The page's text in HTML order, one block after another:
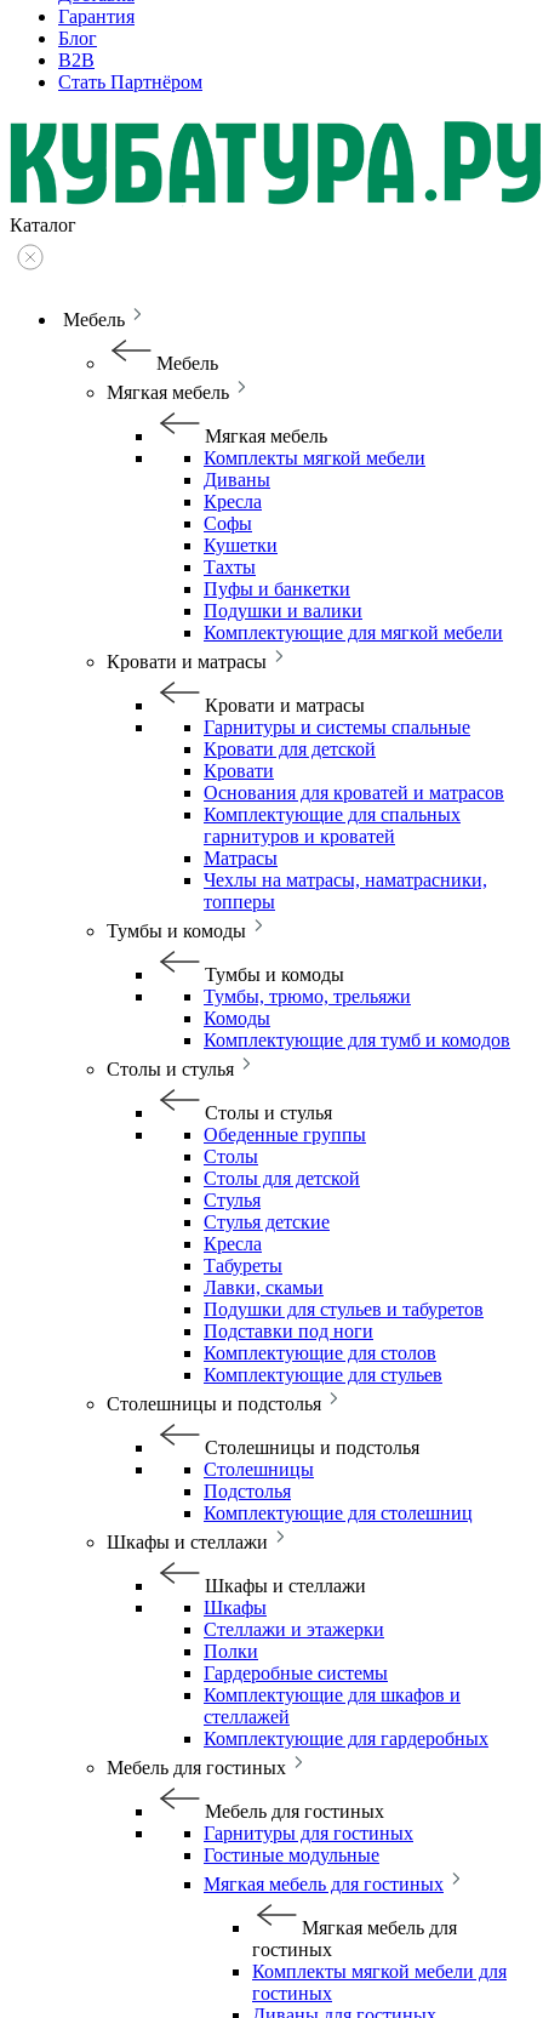
Гарантия
Блог
B2B
Стать Партнёром
Каталог
Мебель
Мебель
Мягкая мебель
Мягкая мебель
Комплекты мягкой мебели
Диваны
Кресла
Софы
Кушетки
Тахты
Пуфы и банкетки
Подушки и валики
Комплектующие для мягкой мебели
Кровати и матрасы
Кровати и матрасы
Гарнитуры и системы спальные
Кровати для детской
Кровати
Основания для кроватей и матрасов
Комплектующие для спальных
гарнитуров и кроватей
Матрасы
Чехлы на матрасы, наматрасники,
топперы
Тумбы и комоды
Тумбы и комоды
Тумбы, трюмо, трельяжи
Комоды
Комплектующие для тумб и комодов
Столы и стулья
Столы и стулья
Обеденные группы
Столы
Столы для детской
Стулья
Стулья детские
Кресла
Табуреты
Лавки, скамьи
Подушки для стульев и табуретов
Подставки под ноги
Комплектующие для столов
Комплектующие для стульев
Столешницы и подстолья
Столешницы и подстолья
Столешницы
Подстолья
Комплектующие для столешниц
Шкафы и стеллажи
Шкафы и стеллажи
Шкафы
Стеллажи и этажерки
Полки
Гардеробные системы
Комплектующие для шкафов и
стеллажей
Комплектующие для гардеробных
Мебель для гостиных
Мебель для гостиных
Гарнитуры для гостиных
Гостиные модульные
Мягкая мебель для гостиных
Мягкая мебель для
гостиных
Комплекты мягкой мебели для
гостиных